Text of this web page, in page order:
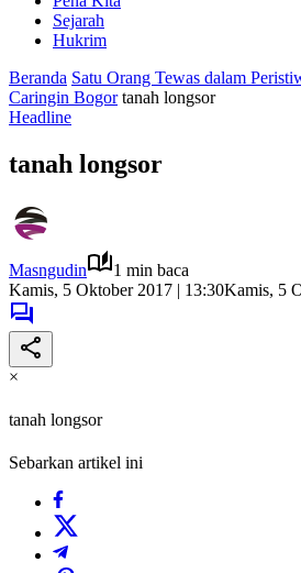
Sejarah
Hukrim
Beranda Satu Orang Tewas dalam
Caringin Bogor tanah longsor
Headline
tanah longsor
Masngudin
1 min baca
Kamis, 5 Oktober 2017 | 13:30Kamis, 5
×
tanah longsor
Sebarkan artikel ini